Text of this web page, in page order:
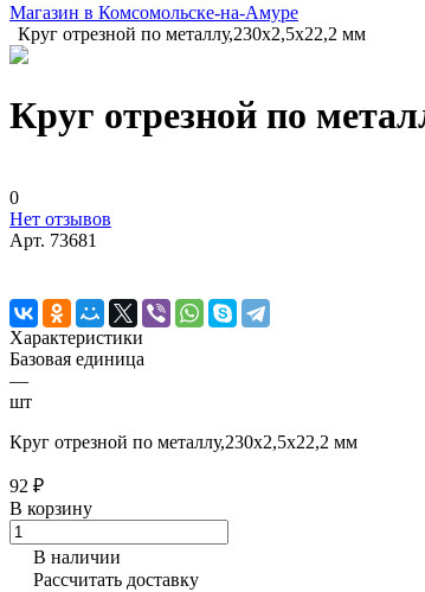
Магазин в Комсомольске-на-Амуре
Круг отрезной по металлу,230х2,5х22,2 мм
Круг отрезной по
0
Нет отзывов
Арт. 73681
Характеристики
Базовая единица
—
шт
Круг отрезной по металлу,230х2,5х22,2 мм
92 ₽
В корзину
В наличии
Рассчитать доставку